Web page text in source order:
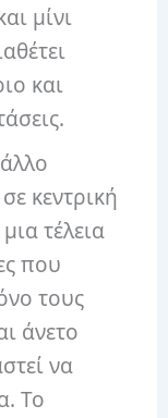
μίνι
και
κεντρική
τέλεια
που
τους
άνετο
να
Το